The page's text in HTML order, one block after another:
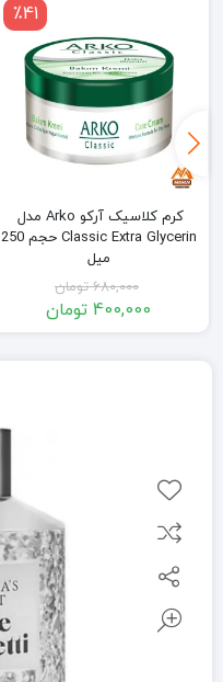
٪41
کرم کلاسیک آرکو Arko مدل
Classic Extra Glycerin حجم 250
میل
680,000 تومان
400,000 تومان